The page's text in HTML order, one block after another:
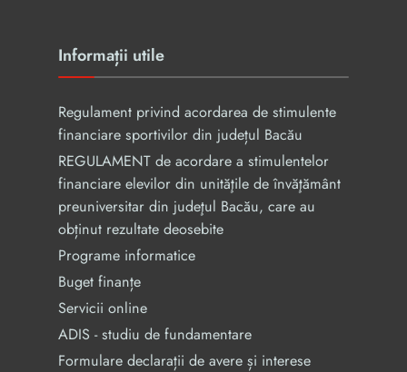
Informații utile
Regulament privind acordarea de stimulente
financiare sportivilor din județul Bacău
REGULAMENT de acordare a stimulentelor
financiare elevilor din unităţile de învăţământ
preuniversitar din judeţul Bacău, care au
obținut rezultate deosebite
Programe informatice
Buget finanțe
Servicii online
ADIS - studiu de fundamentare
Formulare declarații de avere și interese